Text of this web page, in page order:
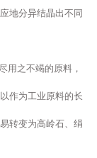
地分异结晶出不同
之不竭的原料，
作为工业原料的长
转变为高岭石、绢